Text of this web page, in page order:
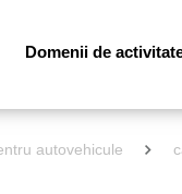
Domenii de
autovehicule